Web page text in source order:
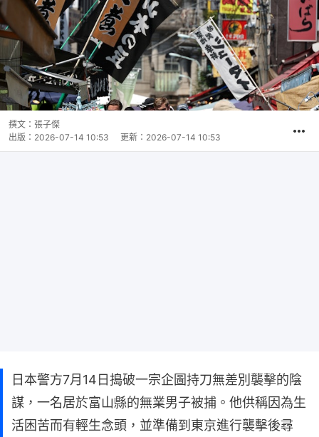
撰文： 張子傑
出版： 2026-07-14 10:53 更新： 2026-07-14 10:53
日本警方7月14日搗破一宗企圖持刀無差別襲擊的陰
謀，一名居於富山縣的無業男子被捕。他供稱因為生
活困苦而有輕生念頭，並準備到東京進行襲擊後尋